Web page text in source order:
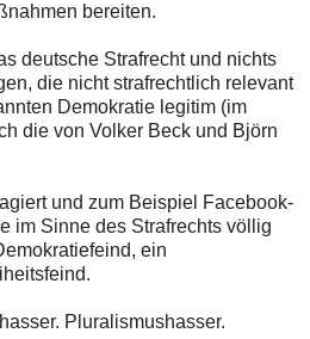
bereiten.
deutsche Strafrecht und nichts
die nicht strafrechtlich relevant
Demokratie legitim (im
die von Volker Beck und Björn
und zum Beispiel Facebook-
im Sinne des Strafrechts völlig
ein
Pluralismushasser.